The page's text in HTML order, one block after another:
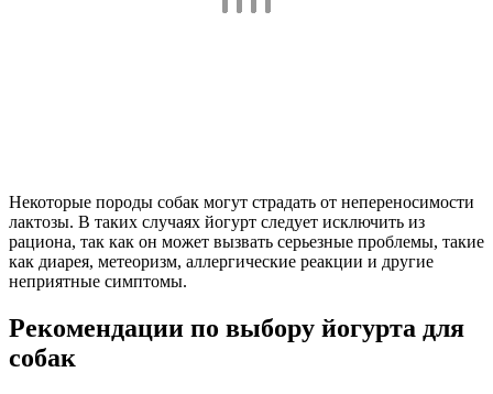
Некоторые породы собак могут страдать от непереносимости
лактозы. В таких случаях йогурт следует исключить из
рациона, так как он может вызвать серьезные проблемы, такие
как диарея, метеоризм, аллергические реакции и другие
неприятные симптомы.
Рекомендации по выбору йогурта для
собак